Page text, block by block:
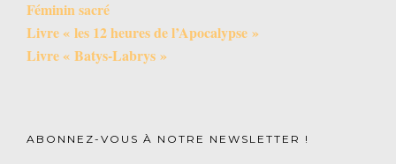
Féminin sacré
Livre « les 12 heures de l’Apocalypse »
Livre « Batys-Labrys »
ABONNEZ-VOUS À NOTRE NEWSLETTER !